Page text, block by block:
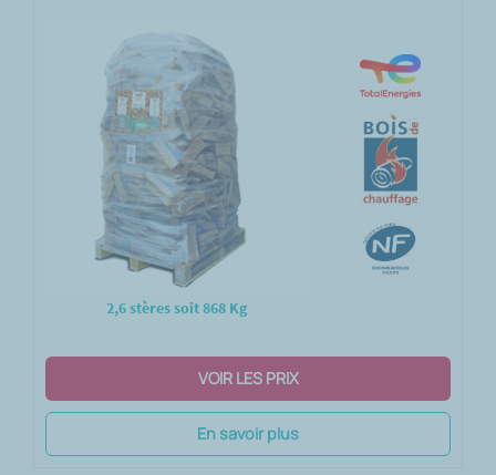
2,6 stères soit 868 Kg
VOIR LES PRIX
En savoir plus